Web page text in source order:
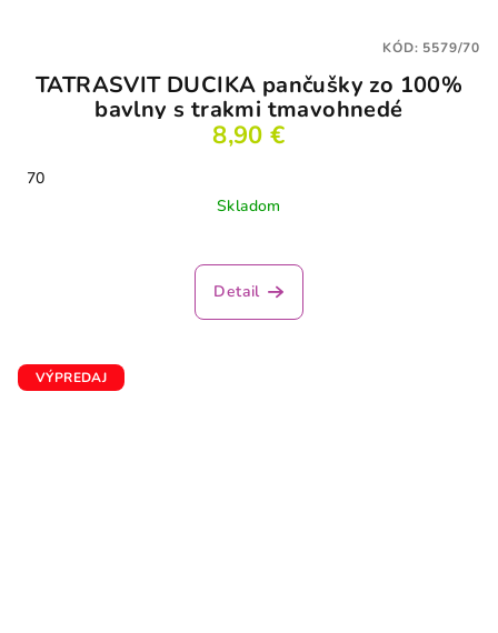
TATRASVIT DUCIKA pančušky zo 100%
bavlny s trakmi tmavohnedé
8,90 €
70
Skladom
Detail
KÓD: 5579/70
VÝPREDAJ